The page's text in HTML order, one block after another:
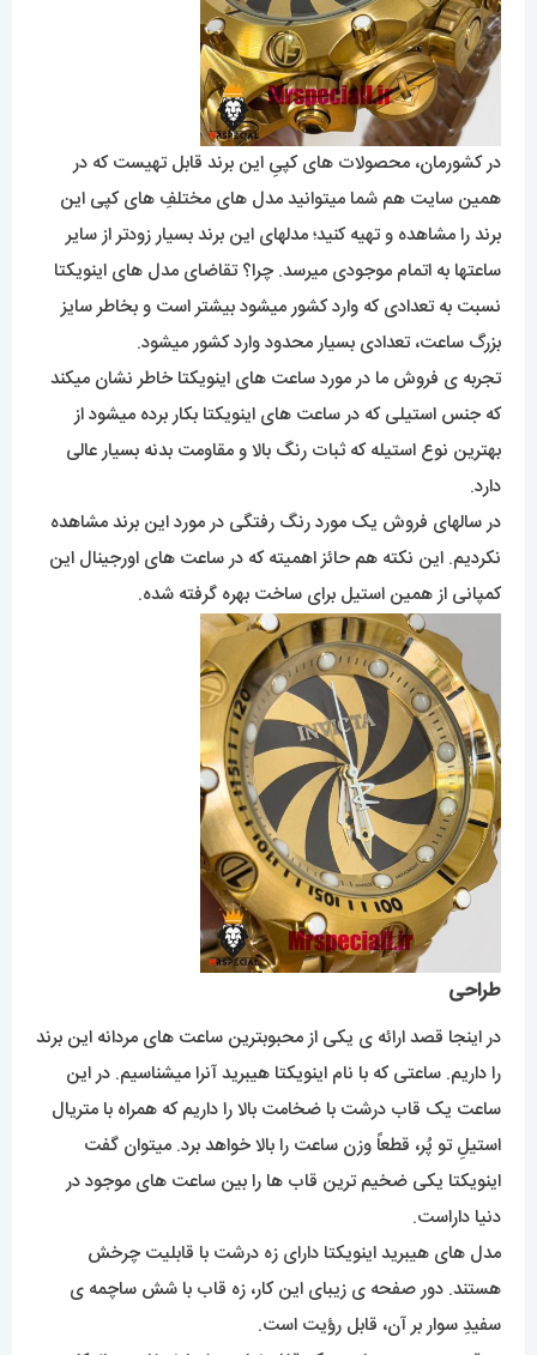
در کشورمان، محصولات های کپیِ این برند قابل تهیست که در
همین سایت هم شما میتوانید مدل های مختلفِ های کپی این
برند را مشاهده و تهیه کنید؛ مدلهای این برند بسیار زودتر از سایر
ساعتها به اتمام موجودی میرسد. چرا؟ تقاضای مدل های اینویکتا
نسبت به تعدادی که وارد کشور میشود بیشتر است و بخاطر سایز
بزرگ ساعت، تعدادی بسیار محدود وارد کشور میشود.
تجربه ی فروش ما در مورد ساعت های اینویکتا خاطر نشان میکند
که جنس استیلی که در ساعت های اینویکتا بکار برده میشود از
بهترین نوع استیله که ثبات رنگ بالا و مقاومت بدنه بسیار عالی
دارد.
در سالهای فروش یک مورد رنگ رفتگی در مورد این برند مشاهده
نکردیم. این نکته هم حائز اهمیته که در ساعت های اورجینال این
کمپانی از همین استیل برای ساخت بهره گرفته شده.
طراحی
در اینجا قصد ارائه ی یکی از محبوبترین ساعت های مردانه این برند
را داریم. ساعتی که با نام اینویکتا هیبرید آنرا میشناسیم. در این
ساعت یک قاب درشت با ضخامت بالا را داریم که همراه با متریال
استیلِ تو پُر، قطعاً وزن ساعت را بالا خواهد برد. میتوان گفت
اینویکتا یکی ضخیم ترین قاب ها را بین ساعت های موجود در
دنیا داراست.
مدل های هیبرید اینویکتا دارای زه درشت با قابلیت چرخش
هستند. دور صفحه ی زیبای این کار، زه قاب با شش ساچمه ی
سفیدِ سوار بر آن، قابل رؤیت است.